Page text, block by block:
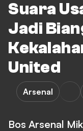
Suara
Jadi
United
Arsenal
Bos Arsenal